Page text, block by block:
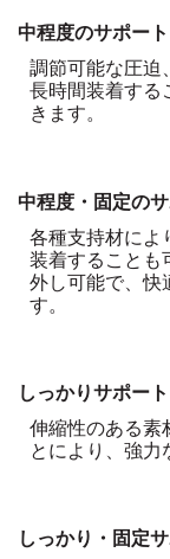
中程度のサポート
調節可能な圧迫
長時間装着する
きます。
中程度・固定の
各種支持材によ
装着することも
外し可能で、快
す。
しっかりサポート
伸縮性のある素
とにより、強力
しっかり・固定